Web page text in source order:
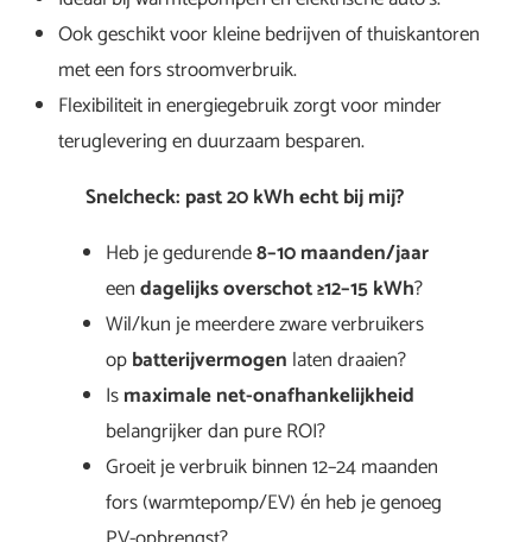
Ook geschikt voor kleine bedrijven of thuiskantoren
met een fors stroomverbruik.
Flexibiliteit in energiegebruik zorgt voor minder
teruglevering en duurzaam besparen.
Snelcheck: past 20 kWh echt bij mij?
Heb je gedurende8–10 maanden/jaar
eendagelijks overschot ≥12–15 kWh?
Wil/kun je meerdere zware verbruikers
opbatterijvermogen laten draaien?
Ismaximale net-onafhankelijkheid
belangrijker dan pure ROI?
Groeit je verbruik binnen 12–24 maanden
fors (warmtepomp/EV) én heb je genoeg